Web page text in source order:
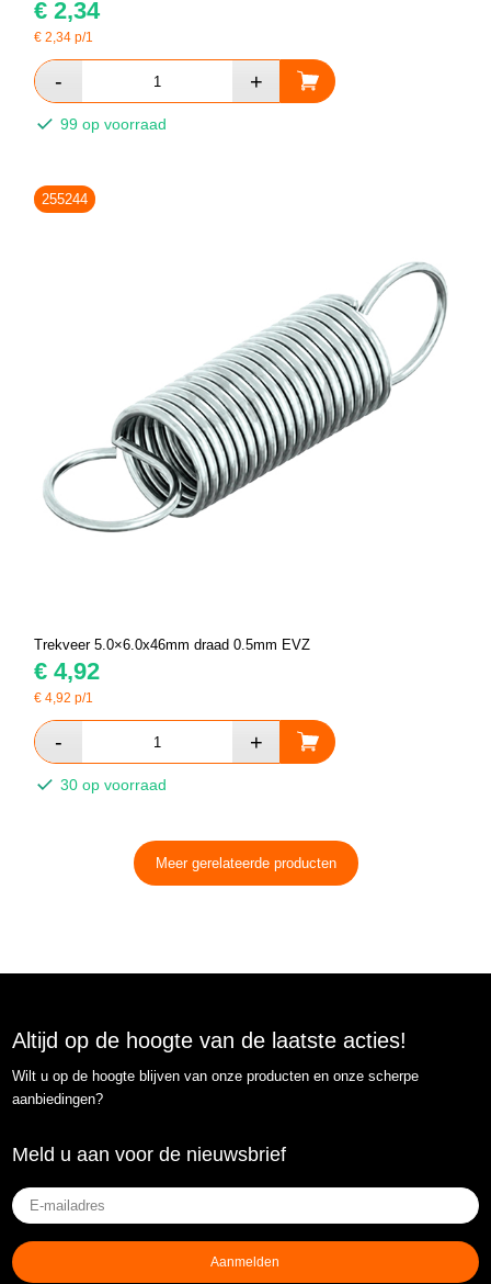
€ 2,34
€2,34 p/1
99 op voorraad
255244
Trekveer 5.0×6.0x46mm draad 0.5mm EVZ
€ 4,92
€4,92 p/1
30 op voorraad
Meer gerelateerde producten
Altijd op de hoogte van de laatste acties!
Wilt u op de hoogte blijven van onze producten en onze scherpe
aanbiedingen?
Meld u aan voor de nieuwsbrief
E-
mailadres(Vereist)
Aanmelden